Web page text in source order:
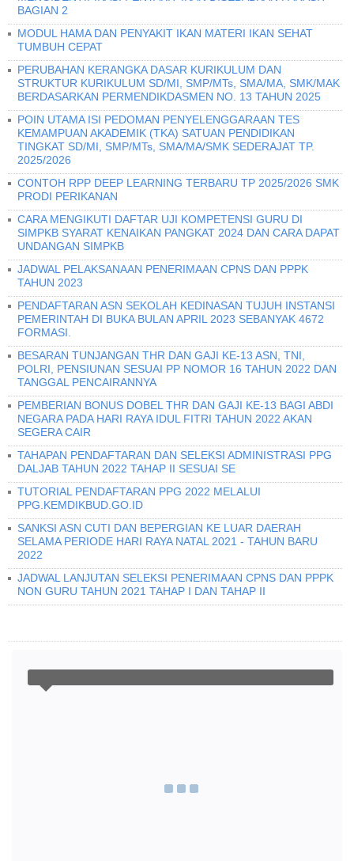
BAGIAN 2
MODUL HAMA DAN PENYAKIT IKAN MATERI IKAN SEHAT
TUMBUH CEPAT
PERUBAHAN KERANGKA DASAR KURIKULUM DAN
STRUKTUR KURIKULUM SD/MI, SMP/MTs, SMA/MA, SMK/MAK
BERDASARKAN PERMENDIKDASMEN NO. 13 TAHUN 2025
POIN UTAMA ISI PEDOMAN PENYELENGGARAAN TES
KEMAMPUAN AKADEMIK (TKA) SATUAN PENDIDIKAN
TINGKAT SD/MI, SMP/MTs, SMA/MA/SMK SEDERAJAT TP.
2025/2026
CONTOH RPP DEEP LEARNING TERBARU TP 2025/2026 SMK
PRODI PERIKANAN
CARA MENGIKUTI DAFTAR UJI KOMPETENSI GURU DI
SIMPKB SYARAT KENAIKAN PANGKAT 2024 DAN CARA DAPAT
UNDANGAN SIMPKB
JADWAL PELAKSANAAN PENERIMAAN CPNS DAN PPPK
TAHUN 2023
PENDAFTARAN ASN SEKOLAH KEDINASAN TUJUH INSTANSI
PEMERINTAH DI BUKA BULAN APRIL 2023 SEBANYAK 4672
FORMASI.
BESARAN TUNJANGAN THR DAN GAJI KE-13 ASN, TNI,
POLRI, PENSIUNAN SESUAI PP NOMOR 16 TAHUN 2022 DAN
TANGGAL PENCAIRANNYA
PEMBERIAN BONUS DOBEL THR DAN GAJI KE-13 BAGI ABDI
NEGARA PADA HARI RAYA IDUL FITRI TAHUN 2022 AKAN
SEGERA CAIR
TAHAPAN PENDAFTARAN DAN SELEKSI ADMINISTRASI PPG
DALJAB TAHUN 2022 TAHAP II SESUAI SE
TUTORIAL PENDAFTARAN PPG 2022 MELALUI
PPG.KEMDIKBUD.GO.ID
SANKSI ASN CUTI DAN BEPERGIAN KE LUAR DAERAH
SELAMA PERIODE HARI RAYA NATAL 2021 - TAHUN BARU
2022
JADWAL LANJUTAN SELEKSI PENERIMAAN CPNS DAN PPPK
NON GURU TAHUN 2021 TAHAP I DAN TAHAP II